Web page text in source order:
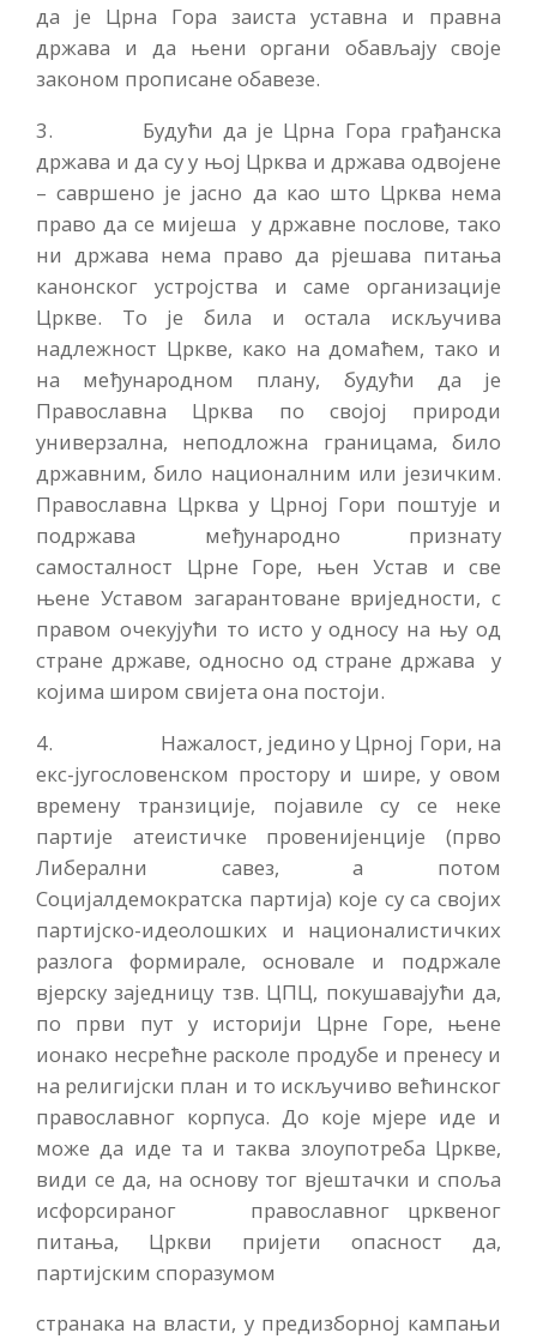
да је Црна Гора заиста уставна и правна
држава и да њени органи обављају своје
законом прописане обавезе.
3. Будући да је Црна Гора грађанска
држава и да су у њој Црква и држава одвојене
– савршено је јасно да као што Црква нема
право да се мијеша у државне послове, тако
ни држава нема право да рјешава питања
канонског устројства и саме организације
Цркве. То је била и остала искључива
надлежност Цркве, како на домаћем, тако и
на међународном плану, будући да је
Православна Црква по својој природи
универзална, неподложна границама, било
државним, било националним или језичким.
Православна Црква у Црној Гори поштује и
подржава међународно признату
самосталност Црне Горе, њен Устав и све
њене Уставом загарантоване вриједности, с
правом очекујући то исто у односу на њу од
стране државе, односно од стране држава у
којима широм свијета она постоји.
4. Нажалост, једино у Црној Гори, на
екс-југословенском простору и шире, у овом
времену транзиције, појавиле су се неке
партије атеистичке провенијенције (прво
Либерални савез, а потом
Социјалдемократска партија) које су са својих
партијско-идеолошких и националистичких
разлога формирале, основале и подржале
вјерску заједницу тзв. ЦПЦ, покушавајући да,
по први пут у историји Црне Горе, њене
ионако несрећне расколе продубе и пренесу и
на религијски план и то искључиво већинског
православног корпуса. До које мјере иде и
може да иде та и таква злоупотреба Цркве,
види се да, на основу тог вјештачки и споља
исфорсираног православног црквеног
питања, Цркви пријети опасност да,
партијским споразумом
странака на власти, у предизборној кампањи